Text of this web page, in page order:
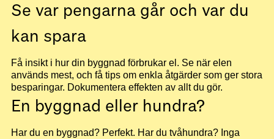
Se var pengarna går och var du
kan spara
Få insikt i hur din byggnad förbrukar el. Se när elen
används mest, och få tips om enkla åtgärder som ger stora
besparingar. Dokumentera effekten av allt du gör.
En byggnad eller hundra?
Har du en byggnad? Perfekt. Har du tvåhundra? Inga